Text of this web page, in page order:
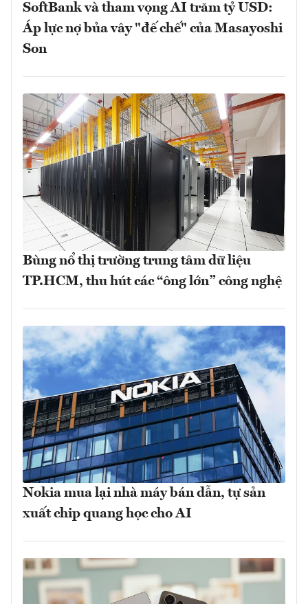
SoftBank và tham vọng AI trăm tỷ USD:
Áp lực nợ bủa vây "đế chế" của Masayoshi
Son
Bùng nổ thị trường trung tâm dữ liệu
TP.HCM, thu hút các “ông lớn” công nghệ
Nokia mua lại nhà máy bán dẫn, tự sản
xuất chip quang học cho AI